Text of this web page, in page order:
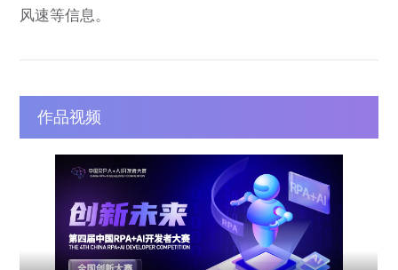
风速等信息。
作品视频